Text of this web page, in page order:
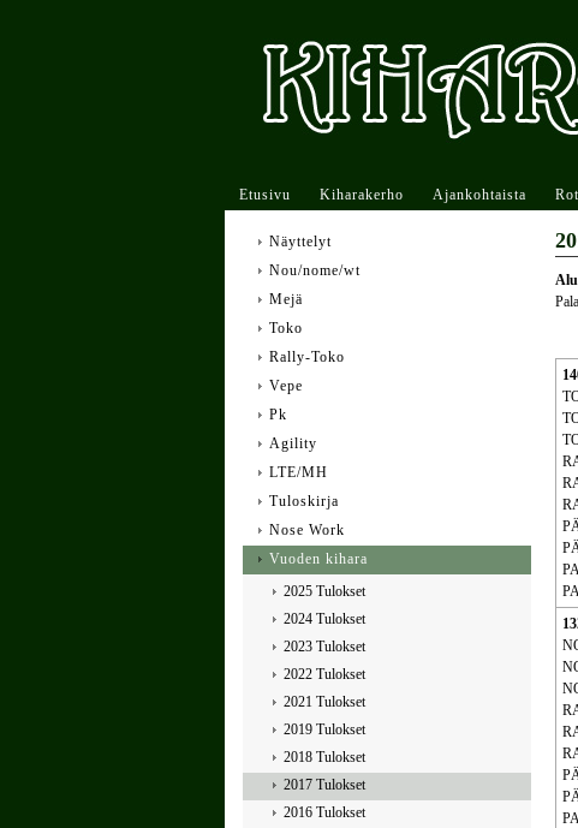
Etusivu Kiharakerho Ajankohtaista
Näyttelyt
Nou/nome/wt
Mejä
Toko
Rally-Toko
Vepe
Pk
Agility
LTE/MH
Tuloskirja
Nose Work
Vuoden kihara
2025 Tulokset
2024 Tulokset
2023 Tulokset
2022 Tulokset
2021 Tulokset
2019 Tulokset
2018 Tulokset
2017 Tulokset
2016 Tulokset